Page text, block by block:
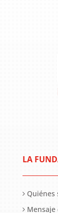
LA
Quiénes
Mensaje